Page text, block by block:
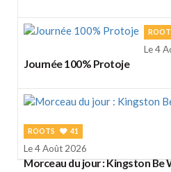
Le 4
Journée 100% Protoje
ROOTS 41
Le 4 Août 2026
Morceau du jour : Kingston Be